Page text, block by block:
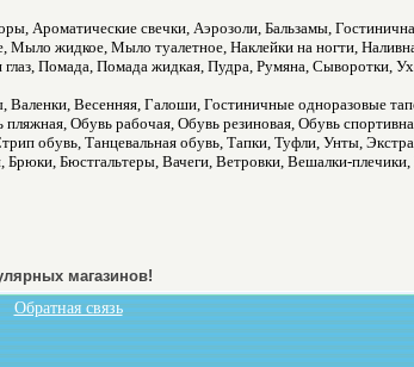
Ароматические свечки, Аэрозоли, Бальзамы,
жидкое, Мыло туалетное, Наклейки на ногти,
Помада, Помада жидкая, Пудра, Румяна, Сыворотки,
Валенки, Весенняя, Галоши, Гостиничные одноразовые
Обувь рабочая, Обувь резиновая, Обувь
обувь, Танцевальная обувь, Тапки, Туфли, Унты,
Брюки, Бюстгальтеры, Вачеги, Ветровки, Вешалки-
магазинов!
Обратная связь